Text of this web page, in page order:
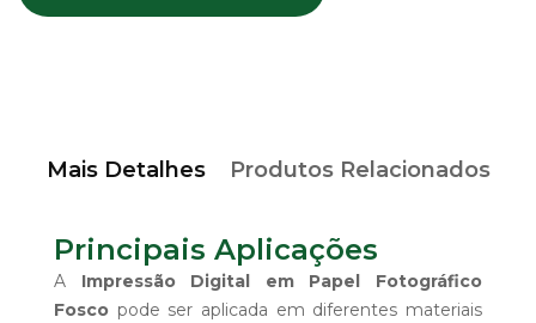
Mais Detalhes Produtos Relacionados
Principais Aplicações
A Impressão Digital em Papel Fotográfico
Fosco pode ser aplicada em diferentes materiais